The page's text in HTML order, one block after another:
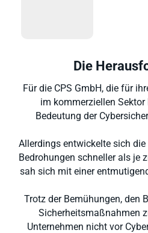
Die
Für die CPS GmbH, die für
im kommerziellen
Bedeutung der
Allerdings entwickelte sich
Bedrohungen schneller als je
sah sich mit einer
Trotz der Bemühungen, den
Sicherheitsmaßnahmen
Unternehmen nicht vor